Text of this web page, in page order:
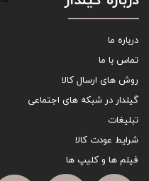
درباره ما
تماس با ما
روش های ارسال کالا
گیلدار در شبکه های اجتماعی
تبلیغات
شرایط عودت کالا
فیلم ها و کلیپ ها